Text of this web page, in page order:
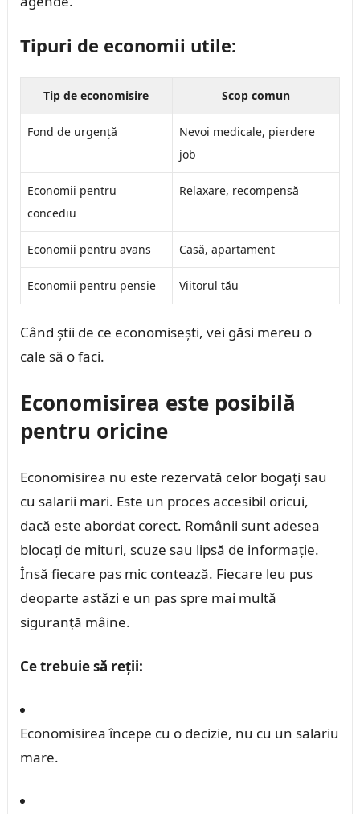
Tipuri de economii utile:
Tip de economisire Scop comun
Fond de urgență
Nevoi medicale, pierdere
job
Economii pentru
concediu
Relaxare, recompensă
Economii pentru avans Casă, apartament
Economii pentru pensie Viitorul tău
Când știi de ce economisești, vei găsi mereu o
cale să o faci.
Economisirea este posibilă
pentru oricine
Economisirea nu este rezervată celor bogați sau
cu salarii mari. Este un proces accesibil oricui,
dacă este abordat corect. Românii sunt adesea
blocați de mituri, scuze sau lipsă de informație.
Însă fiecare pas mic contează. Fiecare leu pus
deoparte astăzi e un pas spre mai multă
siguranță mâine.
Ce trebuie să reții:
Economisirea începe cu o decizie, nu cu un salariu
mare.